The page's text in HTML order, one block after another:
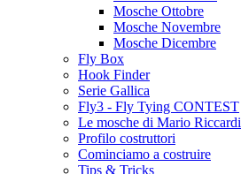
Mosche Ottobre
Mosche Novembre
Mosche Dicembre
Fly Box
Hook Finder
Serie Gallica
Fly3 - Fly Tying CONTEST
Le mosche di Mario Riccardi
Profilo costruttori
Cominciamo a costruire
Tips & Tricks